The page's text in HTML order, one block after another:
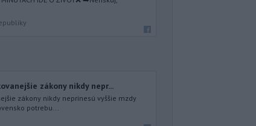
zákony nikdy nepr...
zákony nikdy neprinesú vyššie mzdy
potrebu...